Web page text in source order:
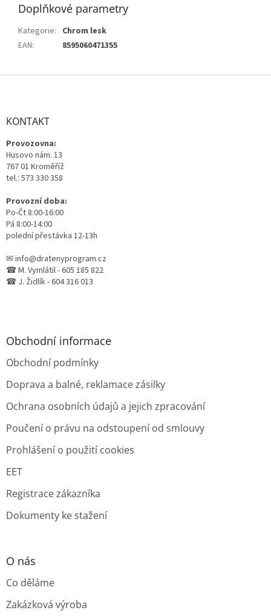
Doplňkové parametry
Kategorie: Chrom lesk
EAN: 8595060471355
Z
KONTAKT
Provozovna:
Husovo nám. 13
767 01 Kroměříž
tel.: 573 330 358
Provozní doba:
Po-Čt 8:00-16:00
Pá 8:00-14:00
polední přestávka 12-13h
✉ info@dratenyprogram.cz
☎ M. Vymlátil - 605 185 822
☎ J. Židlík - 604 316 013
Obchodní informace
Obchodní podmínky
Doprava a balné, reklamace zásilky
Ochrana osobních údajů a jejich zpracování
Poučení o právu na odstoupení od smlouvy
Prohlášení o použití cookies
EET
Registrace zákazníka
Dokumenty ke stažení
O nás
Co děláme
Zakázková výroba